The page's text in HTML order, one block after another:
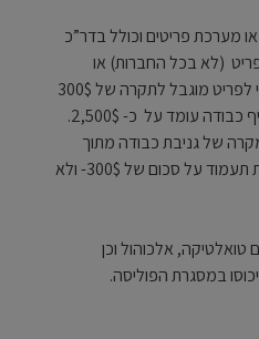
מערכת פריטים וכולל בדר”כ
עצמית של 50$ לפריט (לא בכל החברות) או
עומד על כ- 2,500$.
של גניבת כבודה מתוך
רכב תקרת הכיסוי המקסימלית תעמוד על סכום של 300$- ולא
אלכוהול וכן
במסגרת הפוליסה.